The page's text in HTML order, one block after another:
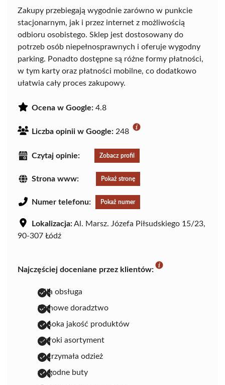
Zakupy przebiegają wygodnie zarówno w punkcie
stacjonarnym, jak i przez internet z możliwością
odbioru osobistego. Sklep jest dostosowany do
potrzeb osób niepełnosprawnych i oferuje wygodny
parking. Ponadto dostępne są różne formy płatności,
w tym karty oraz płatności mobilne, co dodatkowo
ułatwia cały proces zakupowy.
Ocena w Google: 4.8
Liczba opinii w Google: 248
Czytaj opinie: Zobacz profil
Strona www: Pokaż stronę
Numer telefonu: Pokaż numer
Lokalizacja:Al. Marsz. Józefa Piłsudskiego 15/23,
90-307 Łódź
Najczęściej doceniane przez klientów:
miła obsługa
fachowe doradztwo
wysoka jakość produktów
szeroki asortyment
wytrzymała odzież
wygodne buty